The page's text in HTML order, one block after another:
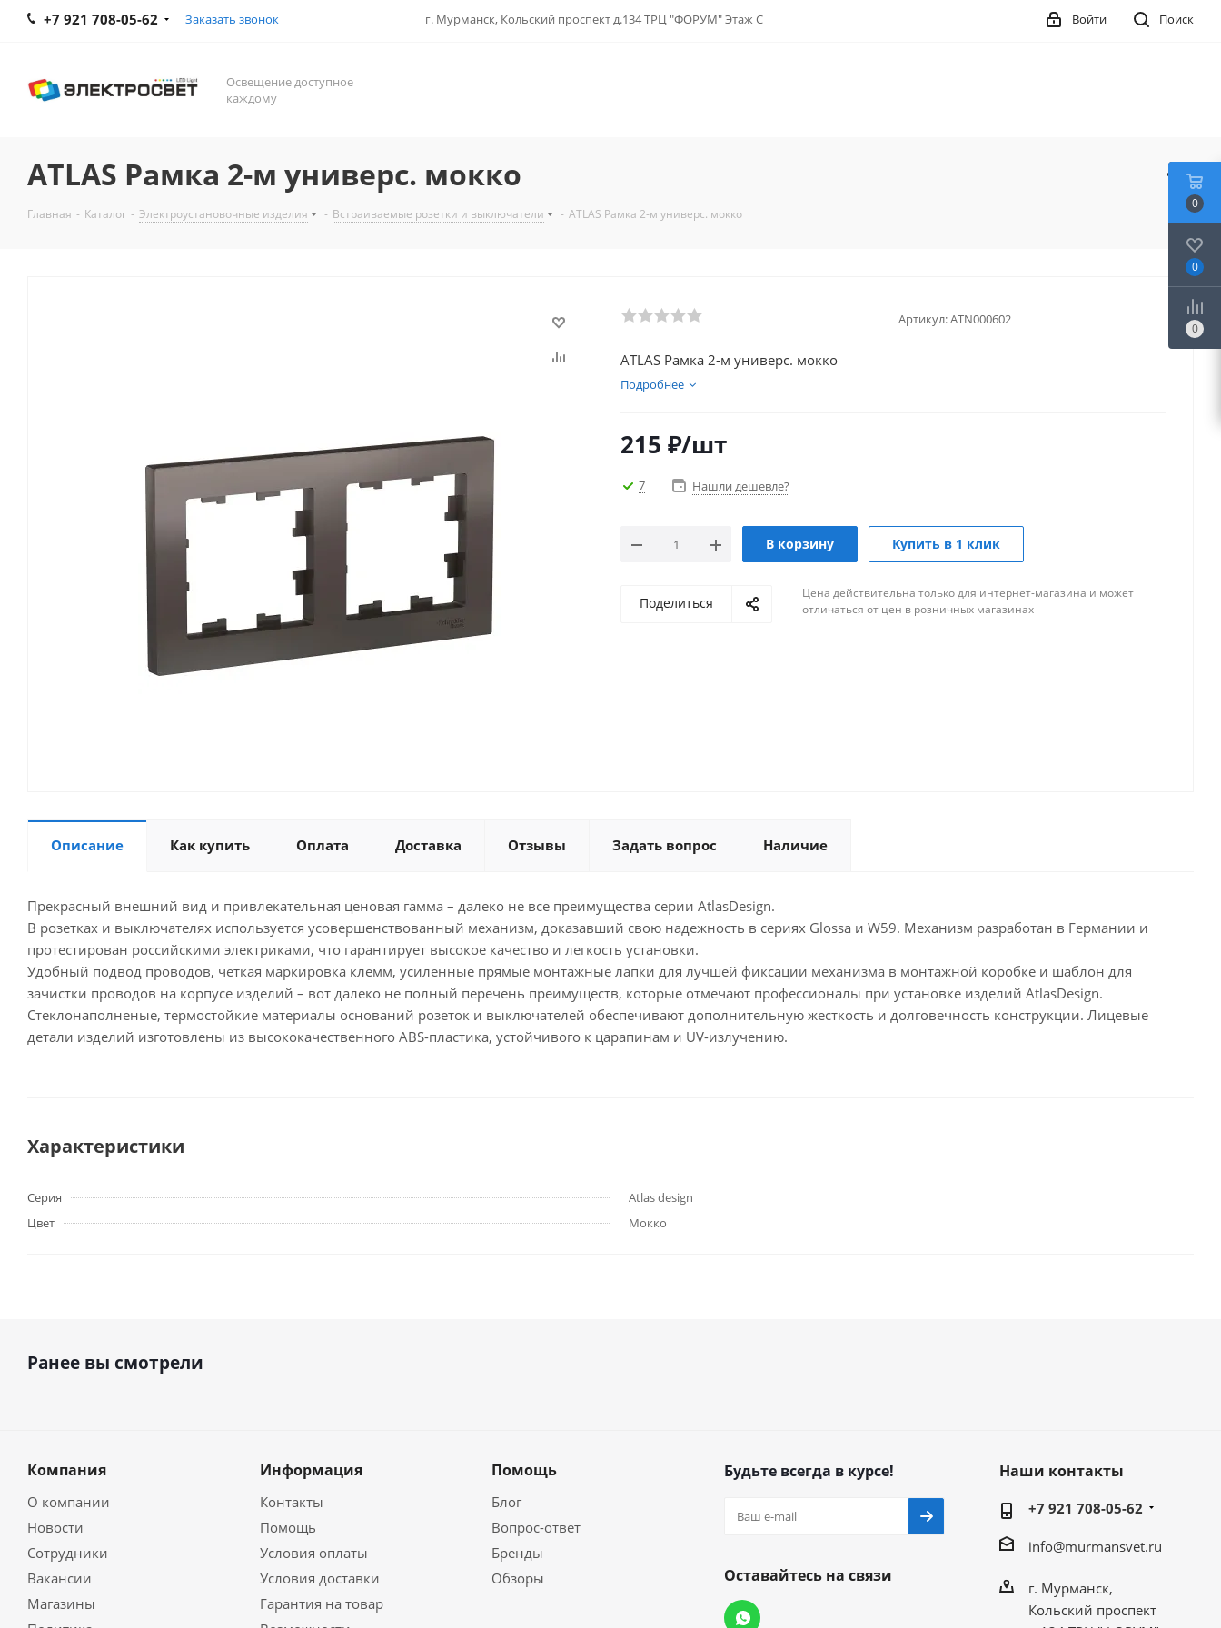
+7 921 708-05-62 Заказать звонок г. Мурманск, Кольский проспект д.134 ТРЦ "ФОРУМ" Этаж С Поиск
Войти
Освещение доступное
каждому
ATLAS Рамка 2-м универс. мокко
Главная - Каталог - Электроустановочные изделия - Встраиваемые розетки и выключатели - ATLAS Рамка 2-м универс. мокко
Артикул:ATN000602
ATLAS Рамка 2-м универс. мокко
Подробнее
215 ₽/шт
7 Нашли дешевле?
В корзину Купить в 1 клик
Поделиться
Цена действительна только для интернет-магазина и может
отличаться от цен в розничных магазинах
Описание Как купить Оплата Доставка Отзывы Задать вопрос Наличие
Прекрасный внешний вид и привлекательная ценовая гамма – далеко не все преимущества серии AtlasDesign.
В розетках и выключателях используется усовершенствованный механизм, доказавший свою надежность в сериях Glossa и W59. Механизм разработан в Германии и
протестирован российскими электриками, что гарантирует высокое качество и легкость установки.
Удобный подвод проводов, четкая маркировка клемм, усиленные прямые монтажные лапки для лучшей фиксации механизма в монтажной коробке и шаблон для
зачистки проводов на корпусе изделий – вот далеко не полный перечень преимуществ, которые отмечают профессионалы при установке изделий AtlasDesign.
Стеклонаполненые, термостойкие материалы оснований розеток и выключателей обеспечивают дополнительную жесткость и долговечность конструкции. Лицевые
детали изделий изготовлены из высококачественного ABS-пластика, устойчивого к царапинам и UV-излучению.
Характеристики
Серия
Atlas design
Цвет
Мокко
Ранее вы смотрели
Компания
О компании
Новости
Сотрудники
Вакансии
Магазины
Информация
Контакты
Помощь
Условия оплаты
Условия доставки
Гарантия на товар
Помощь
Блог
Вопрос-ответ
Бренды
Обзоры
Будьте всегда в курсе!
Оставайтесь на связи
Наши контакты
+7 921 708-05-62
info@murmansvet.ru
г. Мурманск,
Кольский проспект
0
0
0